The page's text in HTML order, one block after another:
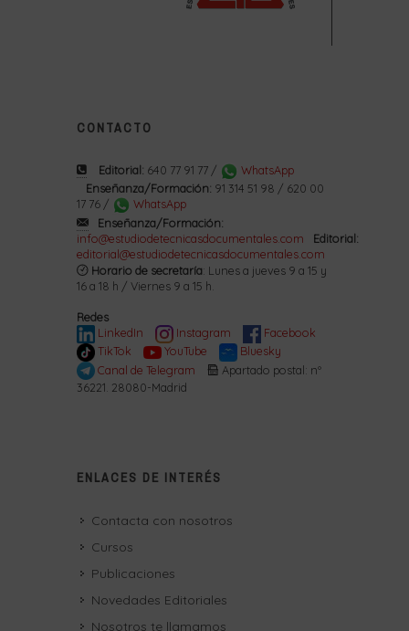
CONTACTO
Editorial: 640 77 91 77 /
WhatsApp
Enseñanza/Formación: 91 314 51 98 / 620 00
17 76 /
WhatsApp
Enseñanza/Formación:
info@estudiodetecnicasdocumentales.com
Editorial:
editorial@estudiodetecnicasdocumentales.com
Horario de secretaría: Lunes a jueves 9 a 15 y
16 a 18 h / Viernes 9 a 15 h.
Redes
LinkedIn
Instagram
Facebook
TikTok
YouTube
Bluesky
Canal de Telegram
Apartado postal: nº
36221. 28080-Madrid
ENLACES DE INTERÉS
Contacta con nosotros
Cursos
Publicaciones
Novedades Editoriales
Nosotros te llamamos